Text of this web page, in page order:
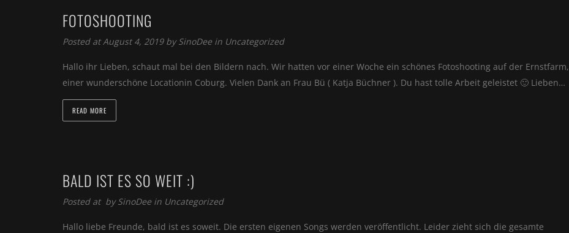
FOTOSHOOTING
Posted at August 4, 2019 bySinoDee in Uncategorized
Hallo ihr Lieben, schaut mal bei den Bildern nach. Wir hatten vor einer Woche ein schönes Fotoshooting auf der Ernstfarm,
einer wunderschöne Locationin Coburg. Vielen Dank an Frau Bü ( Katja Büchner ). Du hast tolle Arbeit geleistet 🙂 Lieben…
READ MORE
BALD IST ES SO WEIT :)
Posted at bySinoDee in Uncategorized
Hallo liebe Freunde, bald ist es soweit. Die ersten eigenen Songs werden veröffentlicht. Leider zieht sich die gesamte